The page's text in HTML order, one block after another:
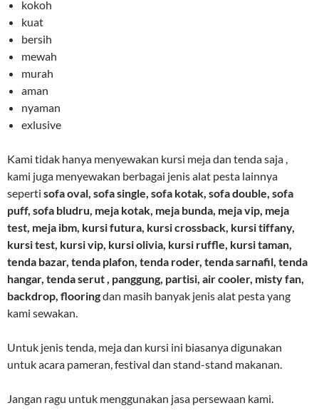
kokoh
kuat
bersih
mewah
murah
aman
nyaman
exlusive
Kami tidak hanya menyewakan kursi meja dan tenda saja ,
kami juga menyewakan berbagai jenis alat pesta lainnya
seperti sofa oval, sofa single, sofa kotak, sofa double, sofa
puff, sofa bludru, meja kotak, meja bunda, meja vip, meja
test, meja ibm, kursi futura, kursi crossback, kursi tiffany,
kursi test, kursi vip, kursi olivia, kursi ruffle, kursi taman,
tenda bazar, tenda plafon, tenda roder, tenda sarnafil, tenda
hangar, tenda serut , panggung, partisi, air cooler, misty fan,
backdrop, flooringdan masih banyak jenis alat pesta yang
kami sewakan.
Untuk jenis tenda, meja dan kursi ini biasanya digunakan
untuk acara pameran, festival dan stand-stand makanan.
Jangan ragu untuk menggunakan jasa persewaan kami.